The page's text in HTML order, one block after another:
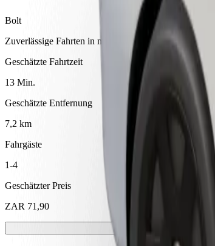
Bolt
Zuverlässige Fahrten in mittelgroßen Alltagsfahrzeugen.
Geschätzte Fahrtzeit
13 Min.
Geschätzte Entfernung
7,2 km
Fahrgäste
1-4
Geschätzter Preis
ZAR 71,90